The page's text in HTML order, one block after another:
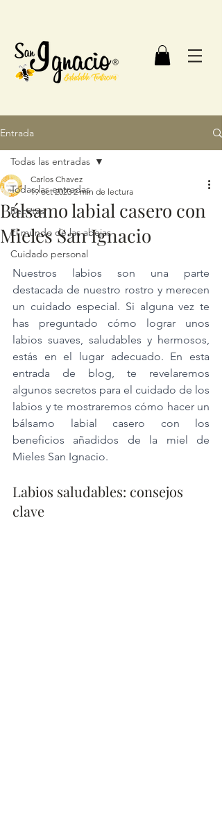
Entrada
Todas las entradas
Recetas
El mundo de las abejas
Cuidado personal
Todas las entradas
Bálsamo labial casero con
Mieles San Ignacio
Carlos Chavez
19 oct 2023 2 min de lectura
Nuestros labios son una parte
destacada de nuestro rostro y merecen
un cuidado especial. Si alguna vez te
has preguntado cómo lograr unos
labios suaves, saludables y hermosos,
estás en el lugar adecuado. En esta
entrada de blog, te revelaremos
algunos secretos para el cuidado de los
labios y te mostraremos cómo hacer un
bálsamo labial casero con los
beneficios añadidos de la miel de
Mieles San Ignacio.
Labios saludables: consejos
clave